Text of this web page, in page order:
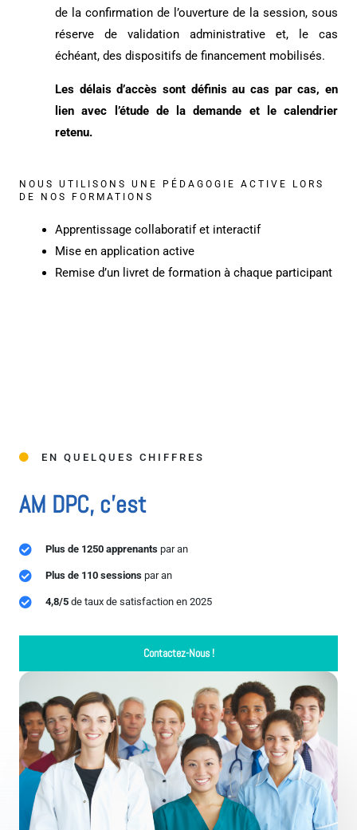
de la confirmation de l’ouverture de la session, sous
réserve de validation administrative et, le cas
échéant, des dispositifs de financement mobilisés.
Les délais d’accès sont définis au cas par cas, en
lien avec l’étude de la demande et le calendrier
retenu.
NOUS UTILISONS UNE PÉDAGOGIE ACTIVE LORS
DE NOS FORMATIONS
Apprentissage collaboratif et interactif
Mise en application active
Remise d’un livret de formation à chaque participant
EN QUELQUES CHIFFRES
AM DPC, c'est
Plus de 1250 apprenants par an
Plus de 110 sessions par an
4,8/5 de taux de satisfaction en 2025
Contactez-Nous !